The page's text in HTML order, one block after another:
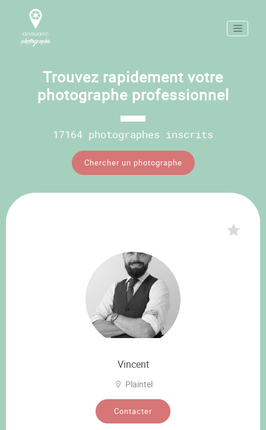
Trouvez rapidement votre
photographe professionnel
17164 photographes inscrits
Chercher un photographe
Vincent
Plaintel
Contacter